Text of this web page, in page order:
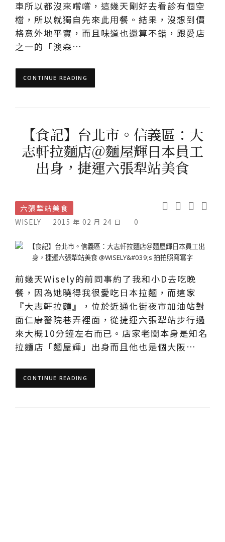
車所以都沒來嚐嚐，這幾天剛好去看診有個空
檔，所以就獨自先來此用餐。結果，沒想到價
格意外地平實，而且味道也還算不錯，跟愛店
之一的「澳森…
CONTINUE READING
【食記】台北市。信義區：大
志軒拉麵店＠麵屋輝日本員工
出身，捷運六張犁站美食
六張犂站美食
WISELY 2015 年 02 月 24 日 0
前幾天Wisely的前同事約了我和小D去吃晚
餐，因為她曉得我很愛吃日本拉麵，而這家
『大志軒拉麵』，位於近通化街夜市加油站對
面仁康醫院巷弄裡面，從捷運六張犁站步行過
來大概10分鐘左右而已。店家老闆本身是知名
拉麵店「麵屋輝」出身而且他也是個大阪…
CONTINUE READING